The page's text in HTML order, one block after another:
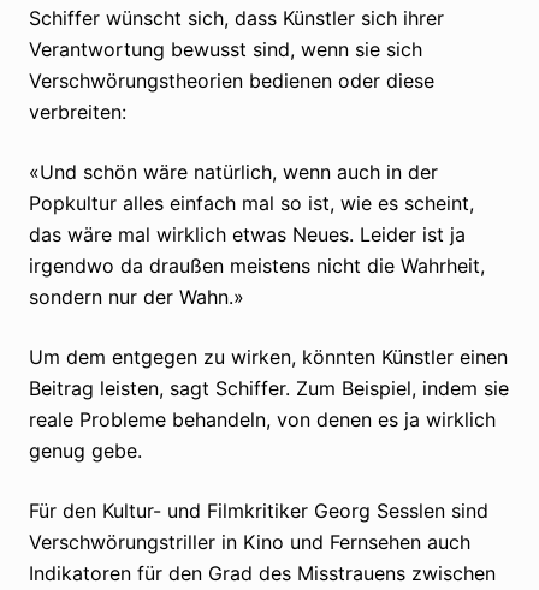
Schiffer wünscht sich, dass Künstler sich ihrer
Verantwortung bewusst sind, wenn sie sich
Verschwörungstheorien bedienen oder diese
verbreiten:
«Und schön wäre natürlich, wenn auch in der
Popkultur alles einfach mal so ist, wie es scheint,
das wäre mal wirklich etwas Neues. Leider ist ja
irgendwo da draußen meistens nicht die Wahrheit,
sondern nur der Wahn.»
Um dem entgegen zu wirken, könnten Künstler einen
Beitrag leisten, sagt Schiffer. Zum Beispiel, indem sie
reale Probleme behandeln, von denen es ja wirklich
genug gebe.
Für den Kultur- und Filmkritiker Georg Sesslen sind
Verschwörungstriller in Kino und Fernsehen auch
Indikatoren für den Grad des Misstrauens zwischen